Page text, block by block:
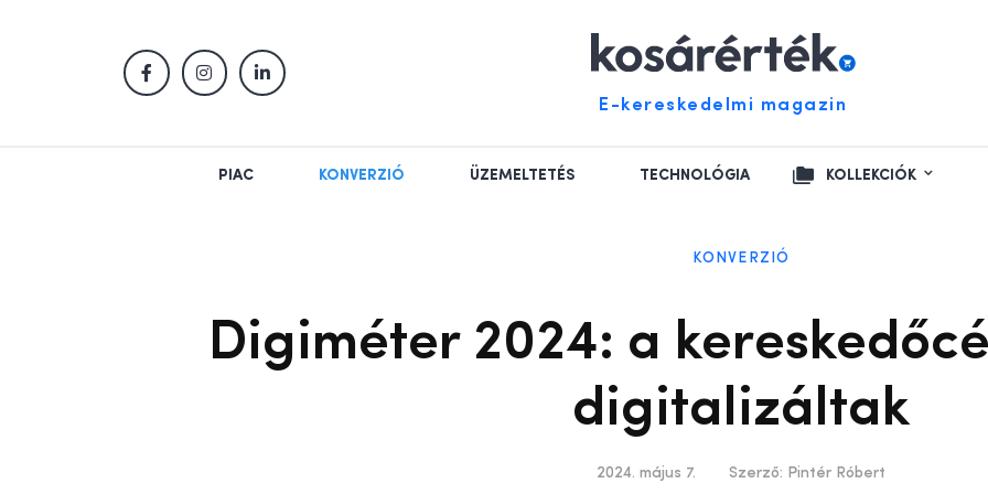
E-kereskedelmi magazin
PIAC KONVERZIÓ ÜZEMELTETÉS TECHNOLÓGIA KOLLEKCIÓK
KONVERZIÓ
Digiméter 2024: a
digitalizáltak
2024. május 7. Szerző: Pintér Róbert